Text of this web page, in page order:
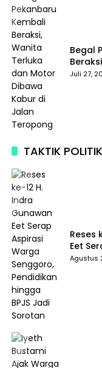
Begal
Motor
Juli 27,
TAKTIK POLITIK
Reses
Eet
Agustus